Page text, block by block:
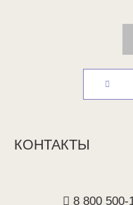
КОНТАКТЫ
8 800 500-